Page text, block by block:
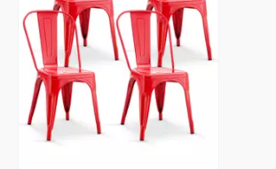
Vista Previa